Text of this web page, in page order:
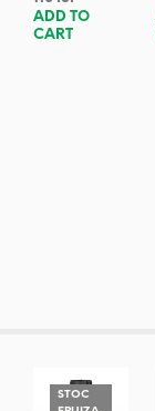
ADD TO
CART
STOC